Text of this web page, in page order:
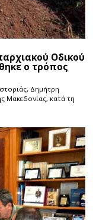
Οδικού
ο τρόπος
Δημήτρη
Μακεδονίας, κατά τη